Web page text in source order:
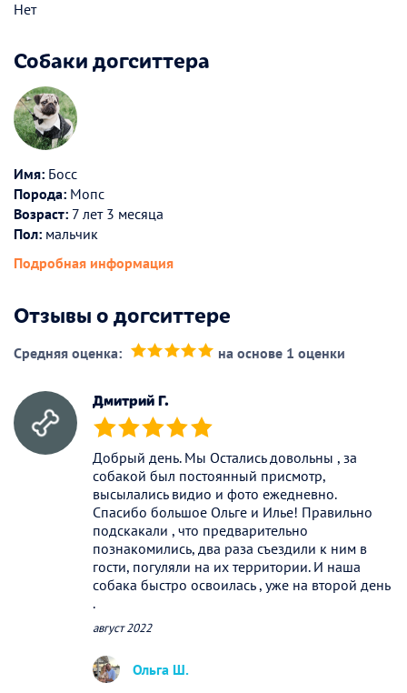
Нет
Собаки догситтера
Имя: Босс
Порода: Мопс
Возраст: 7 лет 3 месяца
Пол: мальчик
Подробная информация
Отзывы о догситтере
Средняя оценка: на основе 1 оценки
Дмитрий Г.
(*) (*) (*) (*) (*)
Добрый день. Мы Остались довольны , за
собакой был постоянный присмотр,
высылались видио и фото ежедневно.
Спасибо большое Ольге и Илье! Правильно
подскакали , что предварительно
познакомились, два раза съездили к ним в
гости, погуляли на их территории. И наша
собака быстро освоилась , уже на второй день
.
август 2022
Ольга Ш.